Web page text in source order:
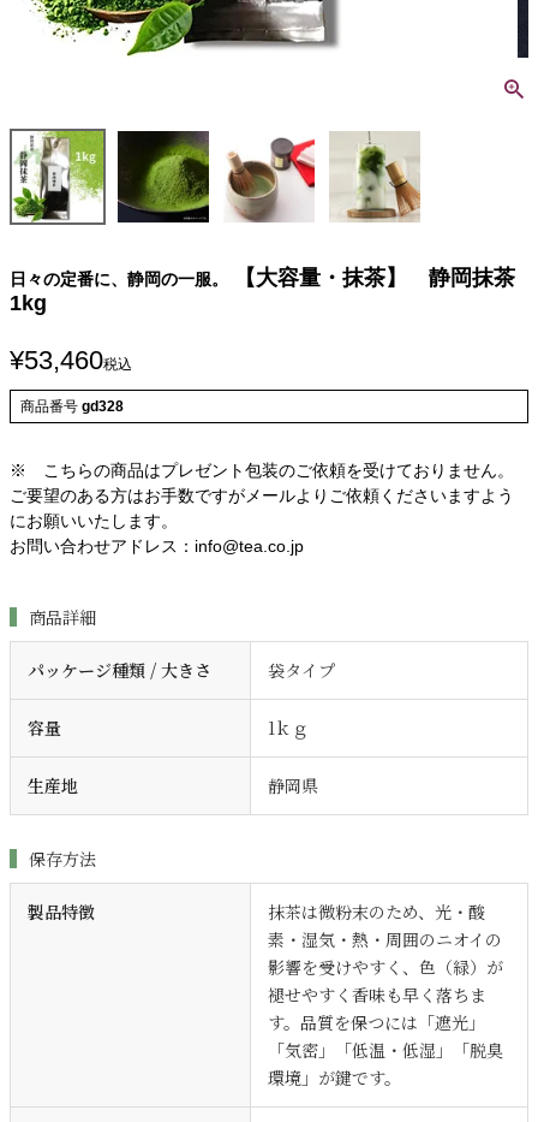
日々の定番に、静岡の一服。
【大容量・抹茶】 静岡抹茶
1kg
¥53,460税込
商品番号 gd328
※ こちらの商品はプレゼント包装のご依頼を受けておりません。
ご要望のある方はお手数ですがメールよりご依頼くださいますよう
にお願いいたします。
お問い合わせアドレス：info@tea.co.jp
商品詳細
パッケージ種類 / 大きさ 袋タイプ
容量 1ｋｇ
生産地 静岡県
保存方法
製品特徴
抹茶は微粉末のため、光・酸
素・湿気・熱・周囲のニオイの
影響を受けやすく、色（緑）が
褪せやすく香味も早く落ちま
す。品質を保つには「遮光」
「気密」「低温・低湿」「脱臭
環境」が鍵です。